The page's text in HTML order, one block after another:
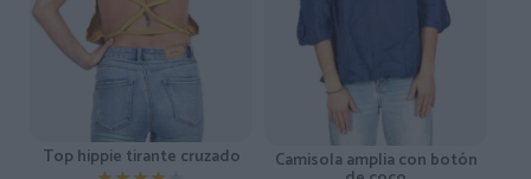
Top hippie tirante cruzado
Camisola amplia con botón